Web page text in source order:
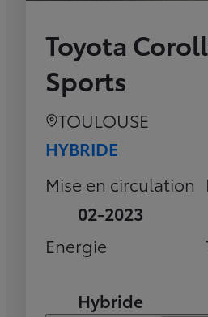
Toyota
Sports
TOULOUSE
HYBRIDE
Mise en circulation
02-2023
Energie
Hybride